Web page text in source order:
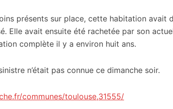
présents sur place, cette habitation avait
Elle avait ensuite été rachetée par son
complète il y a environ huit ans.
n’était pas connue ce dimanche soir.
communes/toulouse,31555/